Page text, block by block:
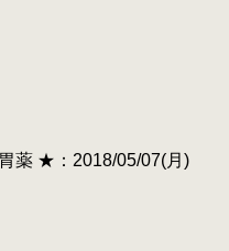
薬 ★：2018/05/07(月)